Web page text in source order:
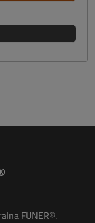
FUNER®.